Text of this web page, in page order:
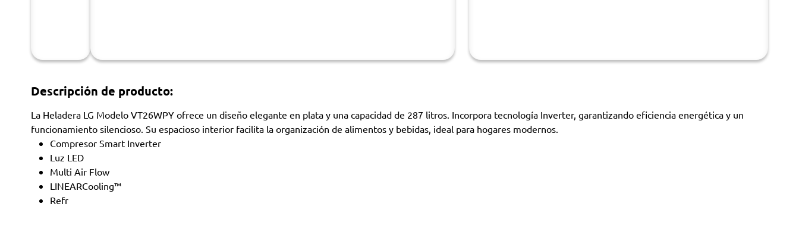
Descripción de producto:
La Heladera LG Modelo VT26WPY ofrece un diseño elegante en plata y una capacidad de 287 litros. Incorpora tecnología Inverter, garantizando eficiencia energética y un
funcionamiento silencioso. Su espacioso interior facilita la organización de alimentos y bebidas, ideal para hogares modernos.
Compresor Smart Inverter
Luz LED
Multi Air Flow
LINEARCooling™
Refr